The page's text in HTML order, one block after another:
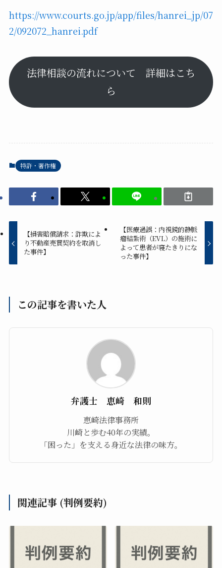
https://www.courts.go.jp/app/files/hanrei_jp/07
2/092072_hanrei.pdf
法律相談の流れについて 詳細はこち
ら
特許・著作権
【損害賠償請求：詐欺によ
り不動産売買契約を取消し
た事件】
【医療過誤：内視鏡的静脈
瘤結紮術（EVL）の施術に
よって患者が寝たきりにな
った事件】
この記事を書いた人
弁護士 恵崎 和則
恵崎法律事務所
川崎と歩む40年の実績。
「困った」を支える身近な法律の味方。
関連記事 (判例要約)